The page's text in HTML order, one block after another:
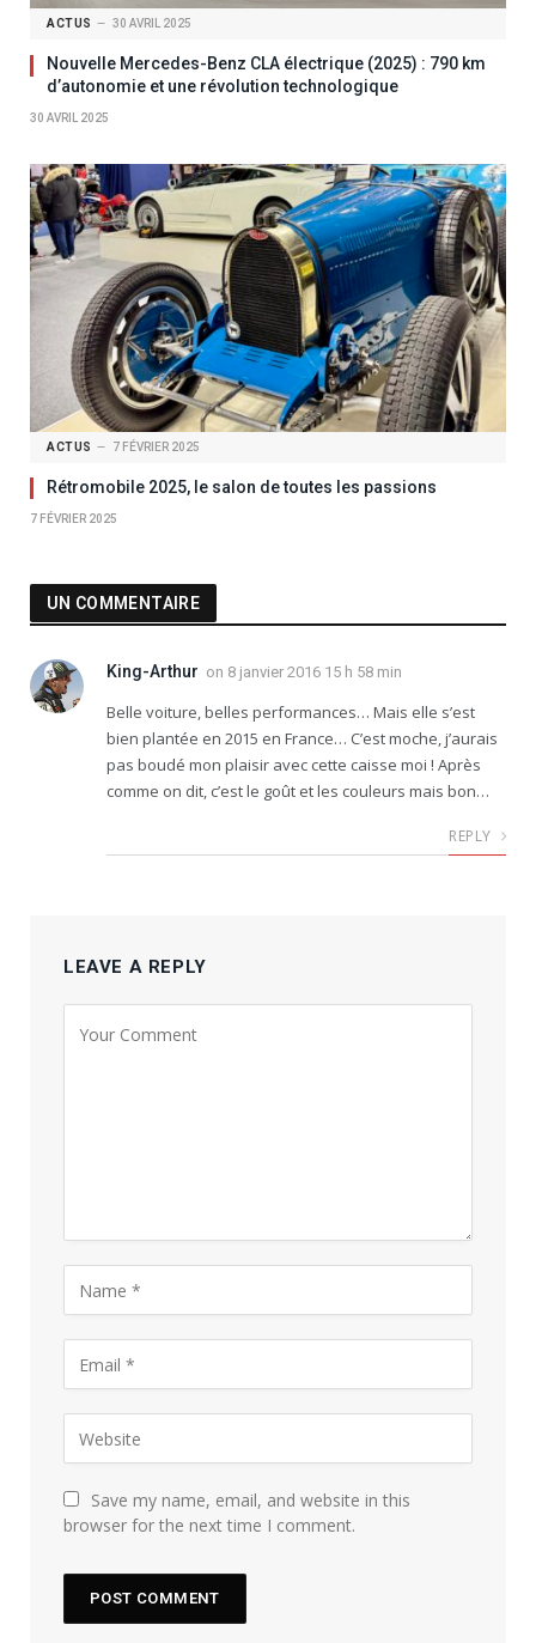
ACTUS 30 AVRIL 2025
Nouvelle Mercedes-Benz CLA électrique (2025) : 790 km
d’autonomie et une révolution technologique
30 AVRIL 2025
ACTUS 7 FÉVRIER 2025
Rétromobile 2025, le salon de toutes les passions
7 FÉVRIER 2025
UN COMMENTAIRE
King-Arthur on 8 janvier 2016 15 h 58 min
Belle voiture, belles performances… Mais elle s’est
bien plantée en 2015 en France… C’est moche, j’aurais
pas boudé mon plaisir avec cette caisse moi ! Après
comme on dit, c’est le goût et les couleurs mais bon…
REPLY
LEAVE A REPLY
Save my name, email, and website in this
browser for the next time I comment.